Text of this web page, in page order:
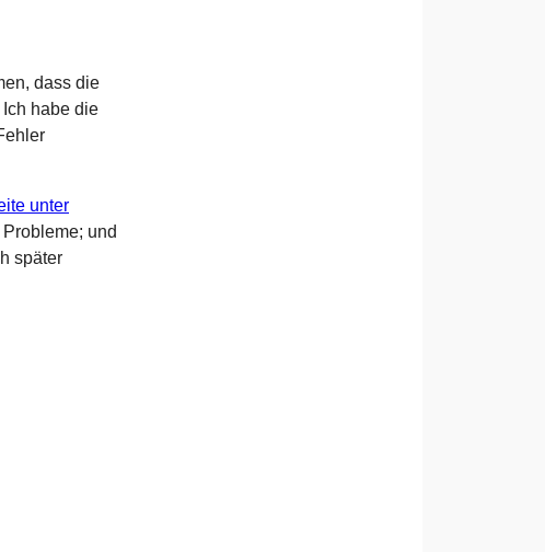
dass die
habe die
unter
und
später